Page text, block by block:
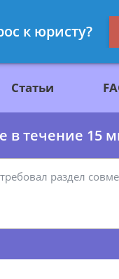
Статьи
в течение 15
к юристу?